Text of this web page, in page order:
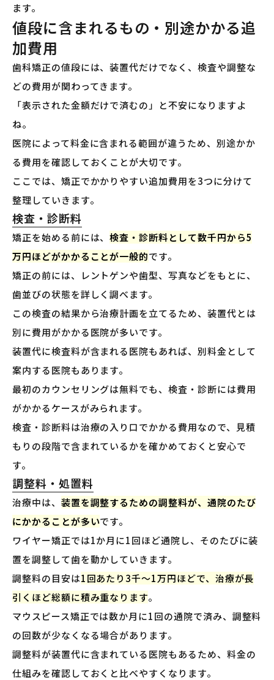
ます。
値段に含まれるもの・別途かかる追
加費用
歯科矯正の値段には、装置代だけでなく、検査や調整な
どの費用が関わってきます。
「表示された金額だけで済むの」と不安になりますよ
ね。
医院によって料金に含まれる範囲が違うため、別途かか
る費用を確認しておくことが大切です。
ここでは、矯正でかかりやすい追加費用を3つに分けて
整理していきます。
検査・診断料
矯正を始める前には、検査・診断料として数千円から5
万円ほどがかかることが一般的です。
矯正の前には、レントゲンや歯型、写真などをもとに、
歯並びの状態を詳しく調べます。
この検査の結果から治療計画を立てるため、装置代とは
別に費用がかかる医院が多いです。
装置代に検査料が含まれる医院もあれば、別料金として
案内する医院もあります。
最初のカウンセリングは無料でも、検査・診断には費用
がかかるケースがみられます。
検査・診断料は治療の入り口でかかる費用なので、見積
もりの段階で含まれているかを確かめておくと安心で
す。
調整料・処置料
治療中は、 装置を調整するための調整料が、通院のたび
にかかることが多いです。
ワイヤー矯正では1か月に1回ほど通院し、そのたびに装
置を調整して歯を動かしていきます。
調整料の目安は1回あたり3千〜1万円ほどで、治療が長
引くほど総額に積み重なります。
マウスピース矯正では数か月に1回の通院で済み、調整料
の回数が少なくなる場合があります。
調整料が装置代に含まれている医院もあるため、料金の
仕組みを確認しておくと比べやすくなります。